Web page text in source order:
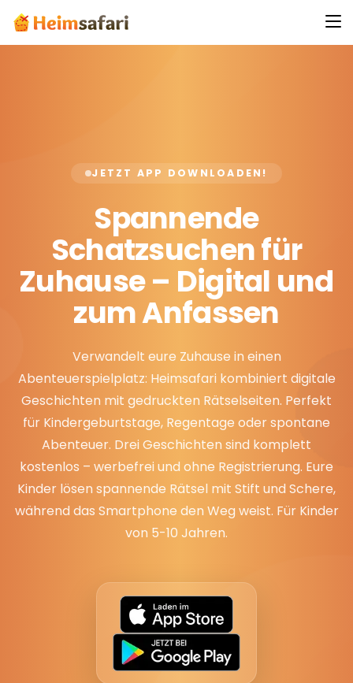
JETZT APP DOWNLOADEN!
Spannende
Schatzsuchen für
Zuhause – Digital und
zum Anfassen
Verwandelt eure Zuhause in einen
Abenteuerspielplatz: Heimsafari kombiniert digitale
Geschichten mit gedruckten Rätselseiten. Perfekt
für Kindergeburtstage, Regentage oder spontane
Abenteuer. Drei Geschichten sind komplett
kostenlos – werbefrei und ohne Registrierung. Eure
Kinder lösen spannende Rätsel mit Stift und Schere,
während das Smartphone den Weg weist. Für Kinder
von 5-10 Jahren.